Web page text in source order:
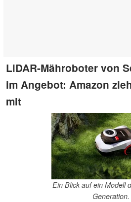
LiDAR-Mähroboter von
im Angebot: Amazon
mit
Ein Blick auf ein Modell
Generation.